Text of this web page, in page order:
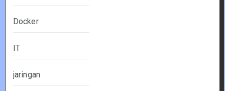
Docker
IT
jaringan